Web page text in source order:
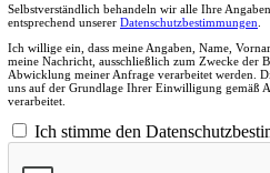
Selbstverständlich behandeln wir alle Ihre
entsprechend unserer Datenschutzbestimmungen
Ich willige ein, dass meine Angaben, Name,
meine Nachricht, ausschließlich zum Zwecke der
Abwicklung meiner Anfrage verarbeitet werden.
uns auf der Grundlage Ihrer Einwilligung gemäß
verarbeitet.
Ich stimme den